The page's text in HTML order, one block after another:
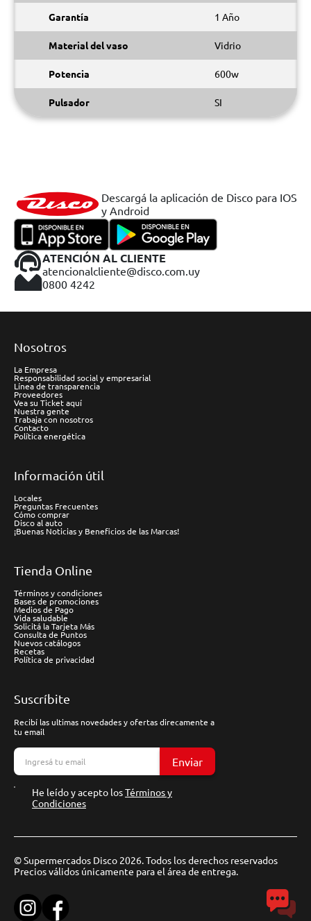
Garantía 1 Año
Material del vaso Vidrio
Potencia 600w
Pulsador SI
Descargá la aplicación de Disco para IOS
y Android
ATENCIÓN AL CLIENTE
atencionalcliente@disco.com.uy
0800 4242
Nosotros
La Empresa
Responsabilidad social y empresarial
Línea de transparencia
Proveedores
Vea su Ticket aquí
Nuestra gente
Trabaja con nosotros
Contacto
Política energética
Información útil
Locales
Preguntas Frecuentes
Cómo comprar
Disco al auto
¡Buenas Noticias y Beneficios de las Marcas!
Tienda Online
Términos y condiciones
Bases de promociones
Medios de Pago
Vida saludable
Solicitá la Tarjeta Más
Consulta de Puntos
Nuevos catálogos
Recetas
Política de privacidad
Suscríbite
Recibí las ultimas novedades y ofertas direcamente a
tu email
Enviar
He leído y acepto losTérminos y
Condiciones
© Supermercados Disco 2026. Todos los derechos reservados
Precios válidos únicamente para el área de entrega.